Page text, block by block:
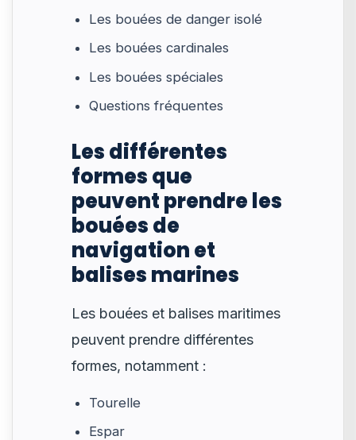
Les bouées de danger isolé
Les bouées cardinales
Les bouées spéciales
Questions fréquentes
Les différentes
formes que
peuvent prendre les
bouées de
navigation et
balises marines
Les bouées et balises maritimes
peuvent prendre différentes
formes, notamment :
Tourelle
Espar